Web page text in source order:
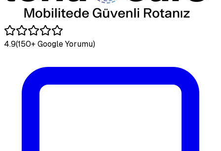
4.9(150+ Google Yorumu)